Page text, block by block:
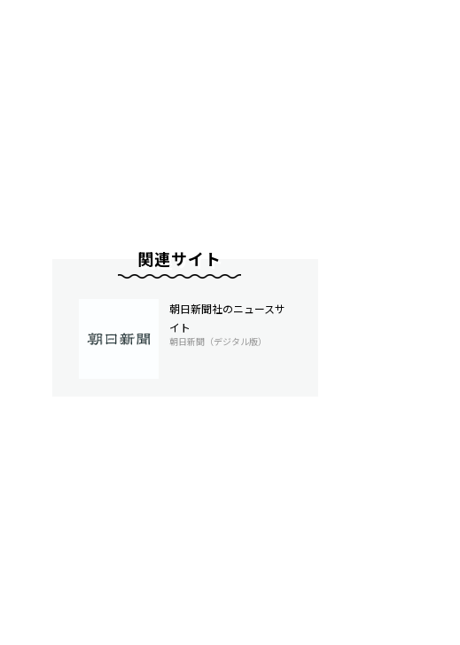
関連サイト
朝日新聞社のニュースサ
イト
朝日新聞（デジタル版）